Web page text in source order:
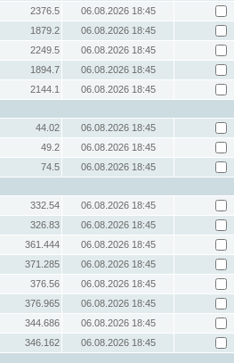
2376.5
06.08.2026 18:45
1879.2
06.08.2026 18:45
2249.5
06.08.2026 18:45
1894.7
06.08.2026 18:45
2144.1
06.08.2026 18:45
44.02
06.08.2026 18:45
49.2
06.08.2026 18:45
74.5
06.08.2026 18:45
332.54
06.08.2026 18:45
326.83
06.08.2026 18:45
361.444
06.08.2026 18:45
371.285
06.08.2026 18:45
376.56
06.08.2026 18:45
376.965
06.08.2026 18:45
344.686
06.08.2026 18:45
346.162
06.08.2026 18:45